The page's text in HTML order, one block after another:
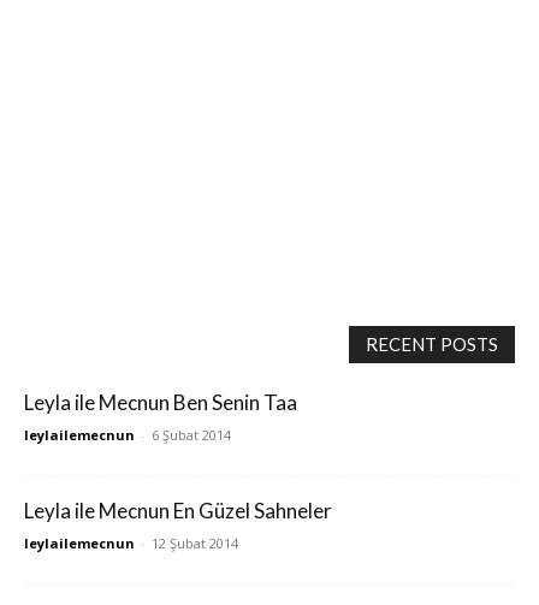
RECENT POSTS
Leyla ile Mecnun Ben Senin Taa
leylailemecnun - 6 Şubat 2014
Leyla ile Mecnun En Güzel Sahneler
leylailemecnun - 12 Şubat 2014